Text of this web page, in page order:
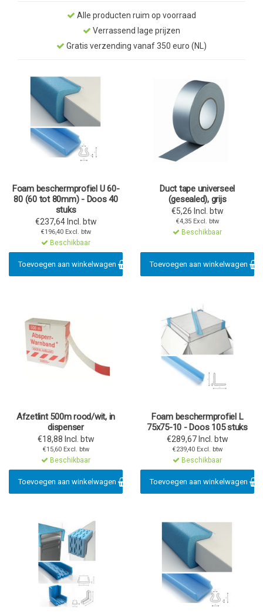
Alle producten ruim op voorraad
Verrassend lage prijzen
Gratis verzending vanaf 350 euro (NL)
Foam beschermprofiel U 60-
80 (60 tot 80mm) - Doos 40
stuks
€237,64 Incl. btw
€196,40 Excl. btw
Beschikbaar
Toevoegen aan winkelwagen
Duct tape universeel
(gesealed), grijs
€5,26 Incl. btw
€4,35 Excl. btw
Beschikbaar
Toevoegen aan winkelwagen
Afzetlint 500m rood/wit, in
dispenser
€18,88 Incl. btw
€15,60 Excl. btw
Beschikbaar
Toevoegen aan winkelwagen
Foam beschermprofiel L
75x75-10 - Doos 105 stuks
€289,67 Incl. btw
€239,40 Excl. btw
Beschikbaar
Toevoegen aan winkelwagen